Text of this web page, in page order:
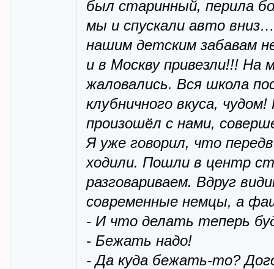
был старинный, перила
мы и спускали авто
нашим детским забавам
и в Москву привезли!!!
жаловались. Вся школа
клубничного вкуса,
произошёл с нами,
Я уже говорил, что
ходили. Пошли в центр
разговариваем. Вдруг
современные немцы, а
- И что делать теперь
- Бежать надо!
- Да куда бежать-то?